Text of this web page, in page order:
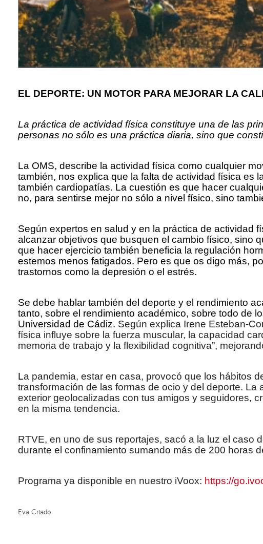
EL DEPORTE: UN MOTOR PARA MEJORAR LA
La práctica de actividad física constituye una de las
personas no sólo es una práctica diaria, sino que
La OMS, describe la actividad física como cualquier
también, nos explica que la falta de actividad física es
también cardiopatías. La cuestión es que hacer
no, para sentirse mejor no sólo a nivel físico, sino
Según expertos en salud y en la práctica de actividad
alcanzar objetivos que busquen el cambio físico, sino
que hacer ejercicio también beneficia la regulación
estemos menos fatigados. Pero es que os digo más,
trastornos como la depresión o el estrés.
Se debe hablar también del deporte y el rendimiento
tanto, sobre el rendimiento académico, sobre todo de
Universidad de Cádiz. Según explica Irene Esteban-
física influye sobre la fuerza muscular, la capacidad
memoria de trabajo y la flexibilidad cognitiva”,
La pandemia, estar en casa, provocó que los hábitos
transformación de las formas de ocio y del deporte.
exterior geolocalizadas con tus amigos y seguidores,
en la misma tendencia.
RTVE, en uno de sus reportajes, sacó a la luz el caso
durante el confinamiento sumando más de 200 horas
Programa ya disponible en nuestro iVoox: https://
Eva Criado